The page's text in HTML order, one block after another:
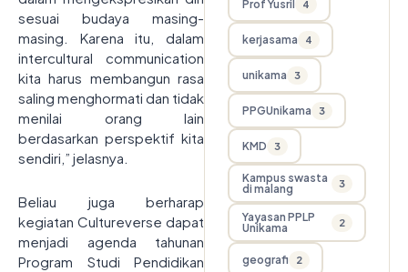
sesuai budaya masing-
masing. Karena itu, dalam
intercultural communication
kita harus membangun rasa
saling menghormati dan tidak
menilai orang lain
berdasarkan perspektif kita
sendiri,” jelasnya.
Beliau juga berharap
kegiatan Cultureverse dapat
menjadi agenda tahunan
Program Studi Pendidikan
Prof Yusril 4
kerjasama 4
unikama 3
PPGUnikama 3
KMD 3
Kampus swasta
di malang
3
Yayasan PPLP
Unikama
2
geografi 2